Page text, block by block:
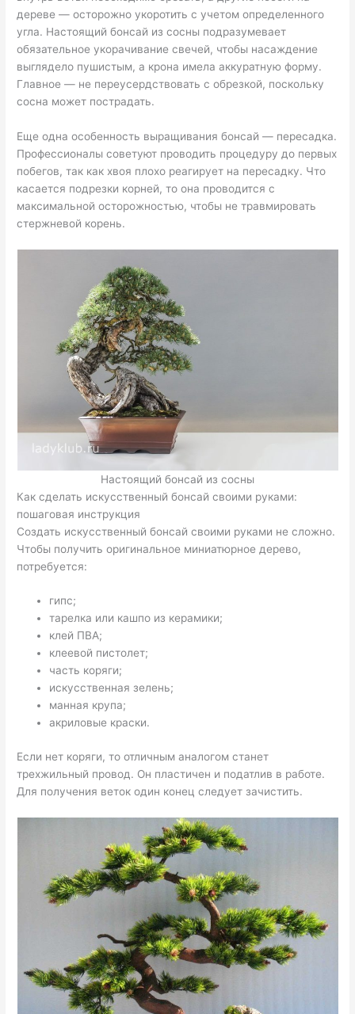
дереве — осторожно укоротить с учетом определенного
угла. Настоящий бонсай из сосны подразумевает
обязательное укорачивание свечей, чтобы насаждение
выглядело пушистым, а крона имела аккуратную форму.
Главное — не переусердствовать с обрезкой, поскольку
сосна может пострадать.
Еще одна особенность выращивания бонсай — пересадка.
Профессионалы советуют проводить процедуру до первых
побегов, так как хвоя плохо реагирует на пересадку. Что
касается подрезки корней, то она проводится с
максимальной осторожностью, чтобы не травмировать
стержневой корень.
Настоящий бонсай из сосны
Как сделать искусственный бонсай своими руками:
пошаговая инструкция
Создать искусственный бонсай своими руками не сложно.
Чтобы получить оригинальное миниатюрное дерево,
потребуется:
гипс;
тарелка или кашпо из керамики;
клей ПВА;
клеевой пистолет;
часть коряги;
искусственная зелень;
манная крупа;
акриловые краски.
Если нет коряги, то отличным аналогом станет
трехжильный провод. Он пластичен и податлив в работе.
Для получения веток один конец следует зачистить.